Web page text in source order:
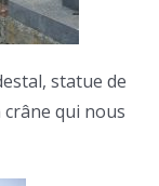
statue de
crâne qui nous